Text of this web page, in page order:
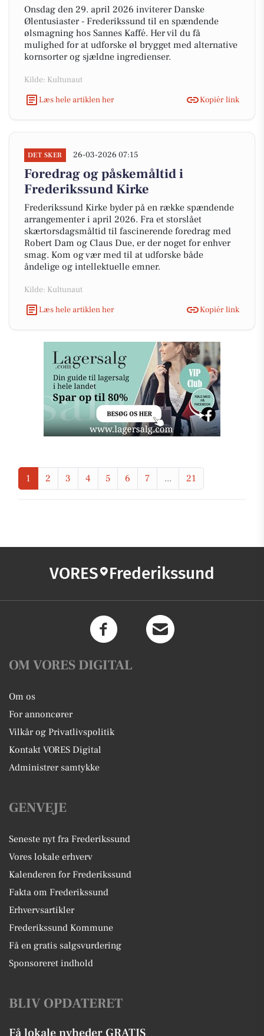
Onsdag den 29. april 2026 inviterer Danske
Ølentusiaster - Frederikssund til en spændende
ølsmagning hos Sannes Kaffé. Her vil du få
mulighed for at udforske øl brygget med alternative
kornsorter og sjældne ingredienser.
Kilde: Kultunaut
Læs hele artiklen her
Kopiér link
DET SKER 26-03-2026 07:15
Foredrag og påskemåltid i
Frederikssund Kirke
Frederikssund Kirke byder på en række spændende
arrangementer i april 2026. Fra et storslået
skærtorsdagsmåltid til fascinerende foredrag med
Robert Dam og Claus Due, er der noget for enhver
smag. Kom og vær med til at udforske både
åndelige og intellektuelle emner.
Kilde: Kultunaut
Læs hele artiklen her
Kopiér link
1 2 3 4 5 6 7 ... 21
VORES Frederikssund
OM VORES DIGITAL
Om os
For annoncører
Vilkår og Privatlivspolitik
Kontakt VORES Digital
Administrer samtykke
GENVEJE
Seneste nyt fra Frederikssund
Vores lokale erhverv
Kalenderen for Frederikssund
Fakta om Frederikssund
Erhvervsartikler
Frederikssund Kommune
Få en gratis salgsvurdering
Sponsoreret indhold
BLIV OPDATERET